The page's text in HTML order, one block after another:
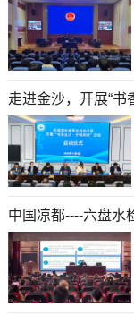
走进金沙，开展“书
中国凉都----六盘水